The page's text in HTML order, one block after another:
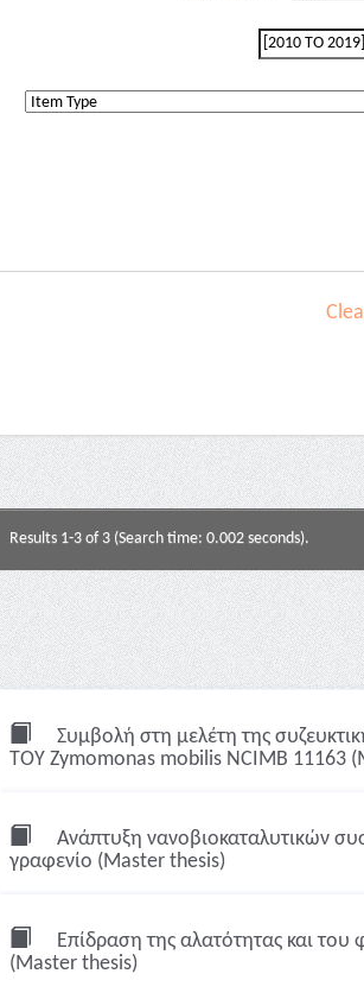
Results 1-3 of 3 (Search time: 0.002 seconds).
Συμβολή στη μελέτη της
ΤΟΥ Zymomonas mobilis NCIΜB 11163
Ανάπτυξη νανοβιοκαταλυτικών
γραφενίο (Master thesis)
Επίδραση της αλατότητας και του
(Master thesis)